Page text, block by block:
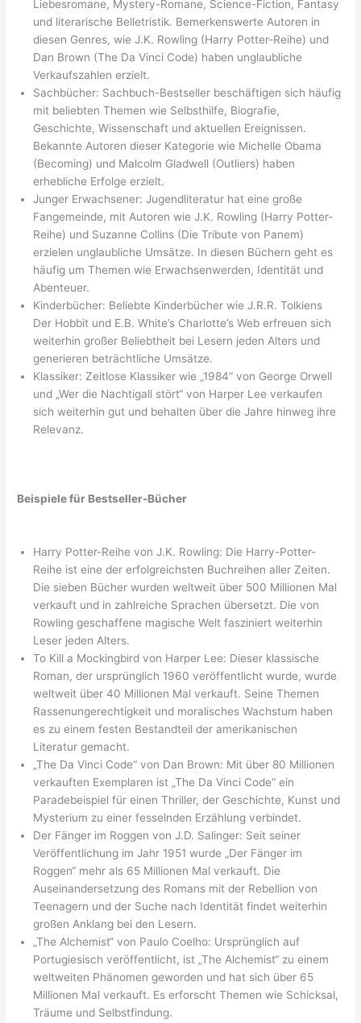
Liebesromane, Mystery-Romane, Science-Fiction, Fantasy
und literarische Belletristik. Bemerkenswerte Autoren in
diesen Genres, wie J.K. Rowling (Harry Potter-Reihe) und
Dan Brown (The Da Vinci Code) haben unglaubliche
Verkaufszahlen erzielt.
Sachbücher: Sachbuch-Bestseller beschäftigen sich häufig
mit beliebten Themen wie Selbsthilfe, Biografie,
Geschichte, Wissenschaft und aktuellen Ereignissen.
Bekannte Autoren dieser Kategorie wie Michelle Obama
(Becoming) und Malcolm Gladwell (Outliers) haben
erhebliche Erfolge erzielt.
Junger Erwachsener: Jugendliteratur hat eine große
Fangemeinde, mit Autoren wie J.K. Rowling (Harry Potter-
Reihe) und Suzanne Collins (Die Tribute von Panem)
erzielen unglaubliche Umsätze. In diesen Büchern geht es
häufig um Themen wie Erwachsenwerden, Identität und
Abenteuer.
Kinderbücher: Beliebte Kinderbücher wie J.R.R. Tolkiens
Der Hobbit und E.B. White’s Charlotte’s Web erfreuen sich
weiterhin großer Beliebtheit bei Lesern jeden Alters und
generieren beträchtliche Umsätze.
Klassiker: Zeitlose Klassiker wie „1984“ von George Orwell
und „Wer die Nachtigall stört“ von Harper Lee verkaufen
sich weiterhin gut und behalten über die Jahre hinweg ihre
Relevanz.
Beispiele für Bestseller-Bücher
Harry Potter-Reihe von J.K. Rowling: Die Harry-Potter-
Reihe ist eine der erfolgreichsten Buchreihen aller Zeiten.
Die sieben Bücher wurden weltweit über 500 Millionen Mal
verkauft und in zahlreiche Sprachen übersetzt. Die von
Rowling geschaffene magische Welt fasziniert weiterhin
Leser jeden Alters.
To Kill a Mockingbird von Harper Lee: Dieser klassische
Roman, der ursprünglich 1960 veröffentlicht wurde, wurde
weltweit über 40 Millionen Mal verkauft. Seine Themen
Rassenungerechtigkeit und moralisches Wachstum haben
es zu einem festen Bestandteil der amerikanischen
Literatur gemacht.
„The Da Vinci Code“ von Dan Brown: Mit über 80 Millionen
verkauften Exemplaren ist „The Da Vinci Code“ ein
Paradebeispiel für einen Thriller, der Geschichte, Kunst und
Mysterium zu einer fesselnden Erzählung verbindet.
Der Fänger im Roggen von J.D. Salinger: Seit seiner
Veröffentlichung im Jahr 1951 wurde „Der Fänger im
Roggen“ mehr als 65 Millionen Mal verkauft. Die
Auseinandersetzung des Romans mit der Rebellion von
Teenagern und der Suche nach Identität findet weiterhin
großen Anklang bei den Lesern.
„The Alchemist“ von Paulo Coelho: Ursprünglich auf
Portugiesisch veröffentlicht, ist „The Alchemist“ zu einem
weltweiten Phänomen geworden und hat sich über 65
Millionen Mal verkauft. Es erforscht Themen wie Schicksal,
Träume und Selbstfindung.